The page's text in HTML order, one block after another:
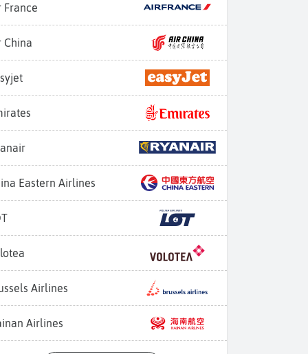
France
China
Eastern Airlines
Airlines
Airlines